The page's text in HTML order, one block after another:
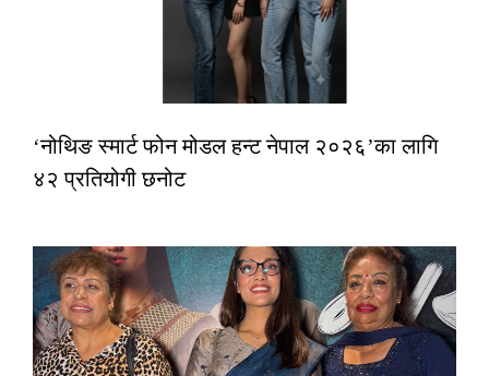
‘नोथिङ स्मार्ट फोन मोडल हन्ट नेपाल २०२६’का लागि
४२ प्रतियोगी छनोट